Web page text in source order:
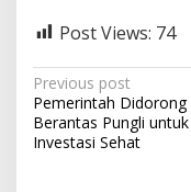
Post Views: 74
P
o
s
Previous post
Pemerintah Didorong
Berantas Pungli
Investasi Sehat